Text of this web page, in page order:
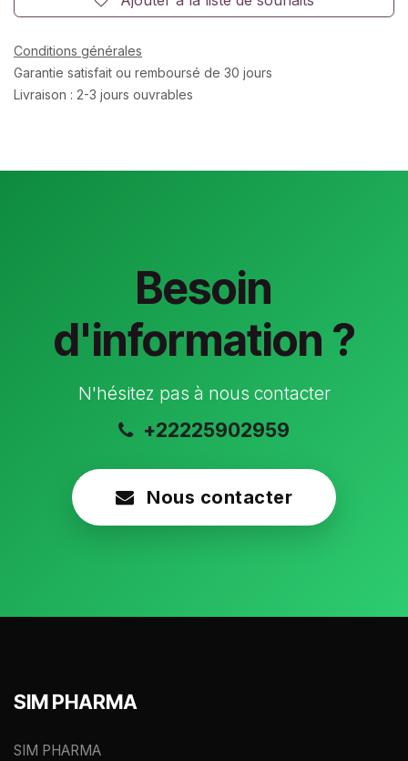
Conditions générales
Garantie satisfait ou remboursé de 30 jours
Livraison : 2-3 jours ouvrables
Besoin
d'information ?
N'hésitez pas à nous contacter
+22225902959
Nous contacter
SIM PHARMA
SIM PHARMA